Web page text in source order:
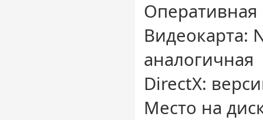
Оперативная
Видеокарта:
аналогичная
DirectX:
Место на